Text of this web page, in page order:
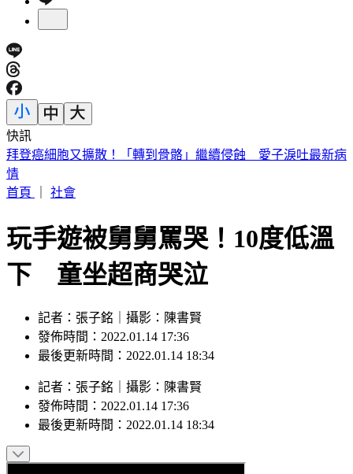
快訊
慈濟買疫苗遭詐「台積電、永齡沒事」！陳沂1句話酸爆陳時
中
首頁
社會
玩手遊被舅舅罵哭！10度低溫
下 童坐超商哭泣
記者：張子銘｜攝影：陳書賢
發佈時間：2022.01.14 17:36
最後更新時間：2022.01.14 18:34
記者 ： 張子銘 攝影 ： 陳書賢
發佈時間： 2022.01.14 17:36
最後更新時間： 2022.01.14 18:34